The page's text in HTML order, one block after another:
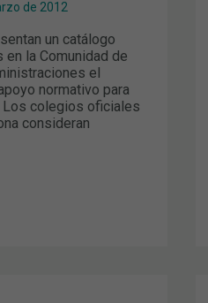
de 2012
un catálogo
la Comunidad de
el
normativo para
Los colegios oficiales
consideran